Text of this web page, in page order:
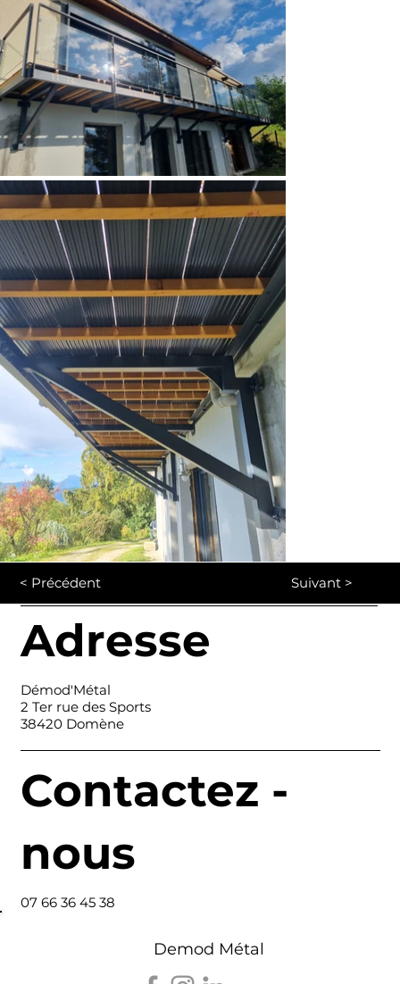
< Précédent Suivant >
Demod Métal
Adresse
Démod'Métal
2 Ter rue des Sports
38420 Domène
Contactez -
nous
07 66 36 45 38